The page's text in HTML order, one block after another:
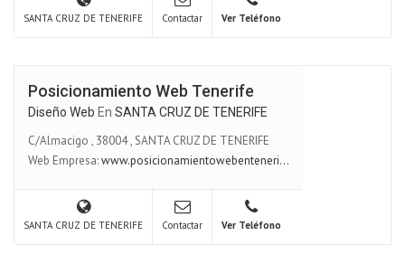
SANTA CRUZ DE TENERIFE Contactar Ver Teléfono
Posicionamiento Web Tenerife
Diseño Web En SANTA CRUZ DE TENERIFE
C/Almacigo , 38004,SANTA CRUZ DE TENERIFE
Web Empresa:www.posicionamientowebenteneri...
SANTA CRUZ DE TENERIFE Contactar Ver Teléfono